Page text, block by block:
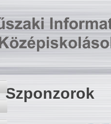
Szponzorok